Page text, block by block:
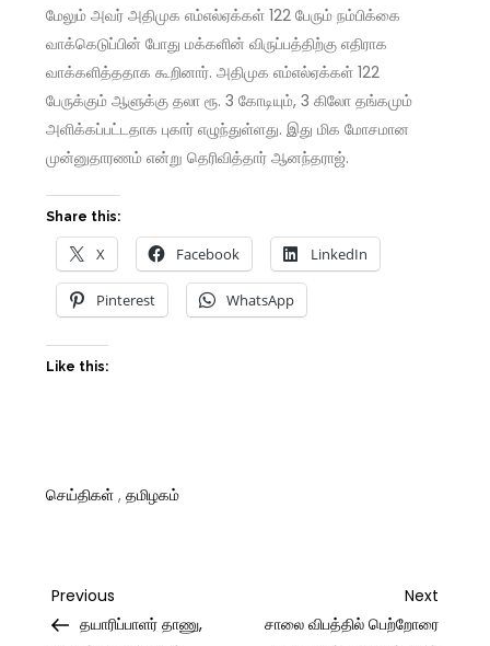
மேலும் அவர் அதிமுக எம்எல்ஏக்கள் 122 பேரும் நம்பிக்கை
வாக்கெடுப்பின் போது மக்களின் விருப்பத்திற்கு எதிராக
வாக்களித்ததாக கூறினார். அதிமுக எம்எல்ஏக்கள் 122
பேருக்கும் ஆளுக்கு தலா ரூ. 3 கோடியும், 3 கிலோ தங்கமும்
அளிக்கப்பட்டதாக புகார் எழுந்துள்ளது. இது மிக மோசமான
முன்னுதாரணம் என்று தெரிவித்தார் ஆனந்தராஜ்.
Share this:
X Facebook LinkedIn
Pinterest WhatsApp
Like this:
செய்திகள் ,தமிழகம்
Post
Previous
Post
Previous
தயாரிப்பாளர் தாணு,
Next
Post
Next
சாலை விபத்தில் பெற்றோரை